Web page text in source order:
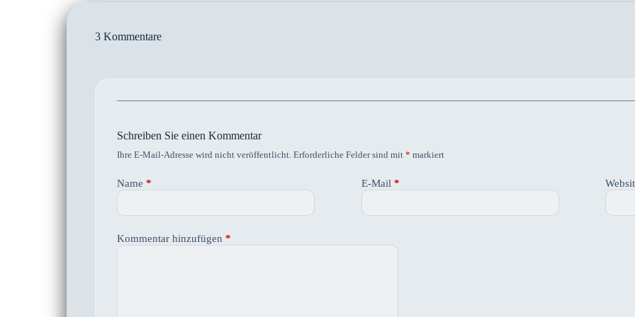
3 Kommentare
Schreiben Sie einen Kommentar
Ihre E-Mail-Adresse wird nicht veröffentlicht. Erforderliche Felder sind mit * markiert
Name * E-Mail*
Kommentar hinzufügen *